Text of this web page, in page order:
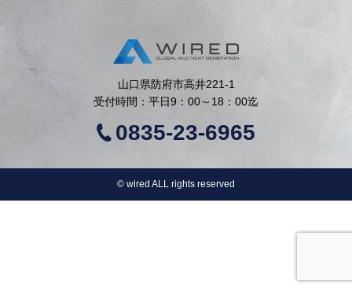
山口県防府市高井221-1
受付時間：平日9：00～18：00迄
0835-23-6965
©︎ wired ALL rights reserved